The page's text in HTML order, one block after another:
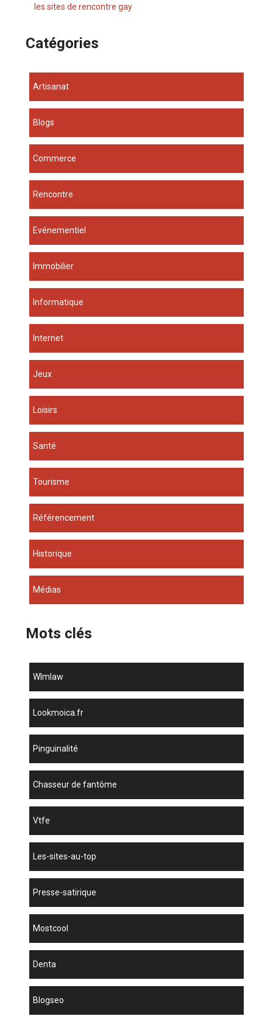
les sites de rencontre gay
Catégories
Artisanat
Blogs
Commerce
Rencontre
Evénementiel
Immobilier
Informatique
Internet
Jeux
Loisirs
Santé
Tourisme
Référencement
Historique
Médias
Mots clés
wlmlaw
lookmoica.fr
Pinguinalité
chasseur de fantôme
vtfe
les-sites-au-top
presse-satirique
mostcool
denta
blogseo